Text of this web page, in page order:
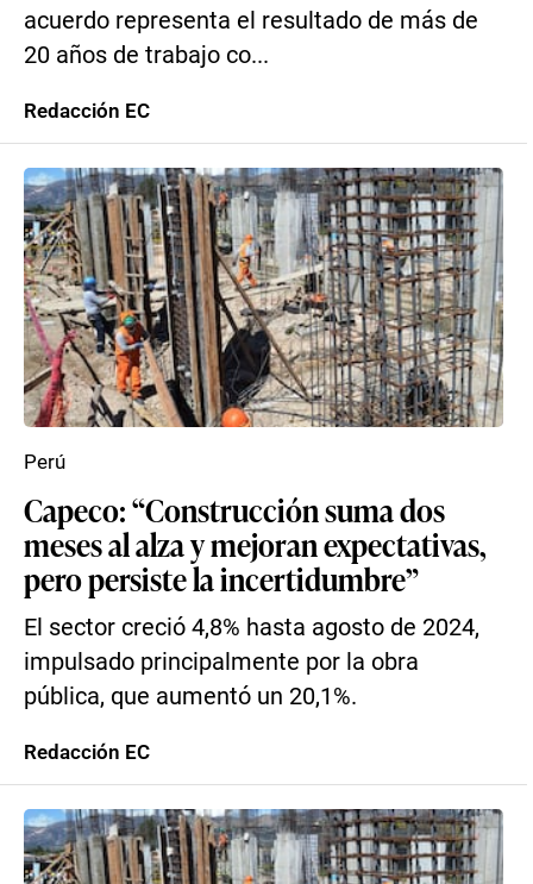
acuerdo representa el resultado de más de
20 años de trabajo co...
Redacción EC
Capeco: “Construcción suma dos
meses al alza y mejoran expectativas,
pero persiste la incertidumbre”
El sector creció 4,8% hasta agosto de 2024,
impulsado principalmente por la obra
pública, que aumentó un 20,1%.
Perú
Redacción EC